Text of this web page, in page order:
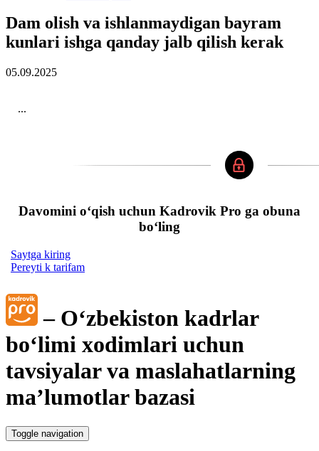
Dam olish va ishlanmaydigan bayram
kunlari ishga qanday jalb qilish kerak
05.09.2025
...
Davomini oʻqish uchun Kadrovik Pro ga obuna
boʻling
Saytga kiring
Pereyti k tarifam
– Oʻzbekiston kadrlar
boʻlimi хodimlari uchun
tavsiyalar va maslahatlarning
ma’lumotlar bazasi
Toggle navigation